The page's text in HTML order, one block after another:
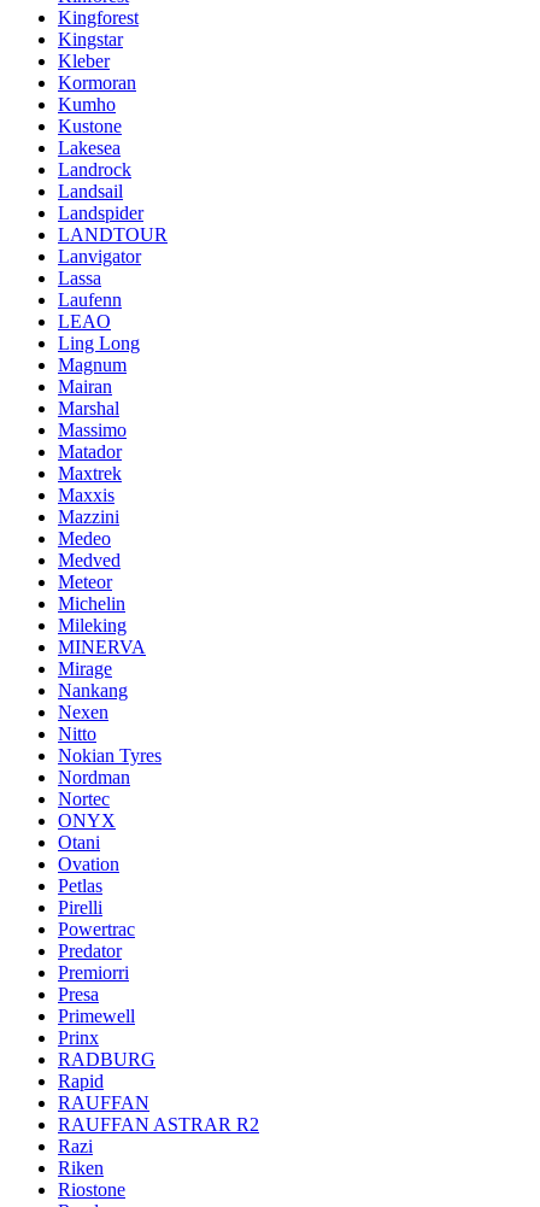
Kingforest
Kingstar
Kleber
Kormoran
Kumho
Kustone
Lakesea
Landrock
Landsail
Landspider
LANDTOUR
Lanvigator
Lassa
Laufenn
LEAO
Ling Long
Magnum
Mairan
Marshal
Massimo
Matador
Maxtrek
Maxxis
Mazzini
Medeo
Medved
Meteor
Michelin
Mileking
MINERVA
Mirage
Nankang
Nexen
Nitto
Nokian Tyres
Nordman
Nortec
ONYX
Otani
Ovation
Petlas
Pirelli
Powertrac
Predator
Premiorri
Presa
Primewell
Prinx
RADBURG
Rapid
RAUFFAN
RAUFFAN ASTRAR R2
Razi
Riken
Riostone